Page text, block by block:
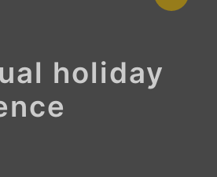
holiday